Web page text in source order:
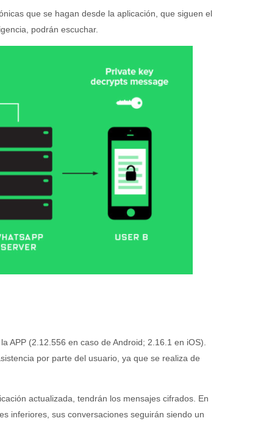
que se hagan desde la aplicación, que siguen el
podrán escuchar.
APP (2.12.556 en caso de Android; 2.16.1 en iOS).
por parte del usuario, ya que se realiza de
actualizada, tendrán los mensajes cifrados. En
inferiores, sus conversaciones seguirán siendo un